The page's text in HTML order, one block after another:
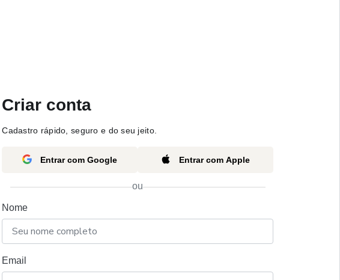
Criar conta
Cadastro rápido, seguro e do seu jeito.
Entrar com Google Entrar com Apple
ou
Nome
Email